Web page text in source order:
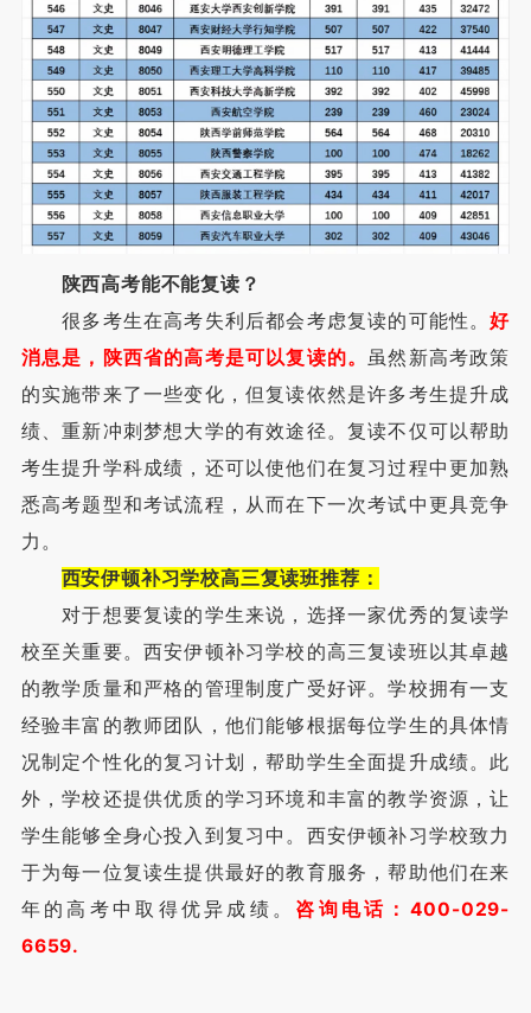
陕西高考能不能复读？
很多考生在高考失利后都会考虑复读的可能性。好
消息是，陕西省的高考是可以复读的。 虽然新高考政策
的实施带来了一些变化，但复读依然是许多考生提升成
绩、重新冲刺梦想大学的有效途径。复读不仅可以帮助
考生提升学科成绩，还可以使他们在复习过程中更加熟
悉高考题型和考试流程，从而在下一次考试中更具竞争
力。
西安伊顿补习学校高三复读班推荐：
对于想要复读的学生来说，选择一家优秀的复读学
校至关重要。西安伊顿补习学校的高三复读班以其卓越
的教学质量和严格的管理制度广受好评。学校拥有一支
经验丰富的教师团队，他们能够根据每位学生的具体情
况制定个性化的复习计划，帮助学生全面提升成绩。此
外，学校还提供优质的学习环境和丰富的教学资源，让
学生能够全身心投入到复习中。西安伊顿补习学校致力
于为每一位复读生提供最好的教育服务，帮助他们在来
年的高考中取得优异成绩。 咨询电话：400-029-
6659.